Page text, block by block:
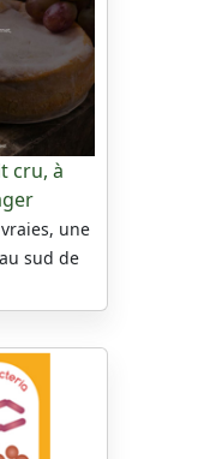
cru, à
une
sud de